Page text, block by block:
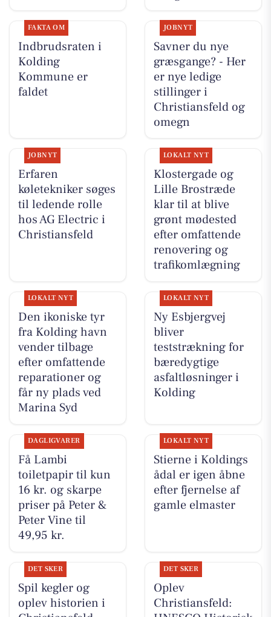
FAKTA OM
Indbrudsraten i
Kolding
Kommune er
faldet
JOBNYT
Savner du nye
græsgange? - Her
er nye ledige
stillinger i
Christiansfeld og
omegn
JOBNYT
Erfaren
køletekniker søges
til ledende rolle
hos AG Electric i
Christiansfeld
LOKALT NYT
Klostergade og
Lille Brostræde
klar til at blive
grønt mødested
efter omfattende
renovering og
trafikomlægning
LOKALT NYT
Den ikoniske tyr
fra Kolding havn
vender tilbage
efter omfattende
reparationer og
får ny plads ved
Marina Syd
LOKALT NYT
Ny Esbjergvej
bliver
teststrækning for
bæredygtige
asfaltløsninger i
Kolding
DAGLIGVARER
Få Lambi
toiletpapir til kun
16 kr. og skarpe
priser på Peter &
Peter Vine til
49,95 kr.
LOKALT NYT
Stierne i Koldings
ådal er igen åbne
efter fjernelse af
gamle elmaster
DET SKER
Spil kegler og
oplev historien i
DET SKER
Oplev
Christiansfeld: